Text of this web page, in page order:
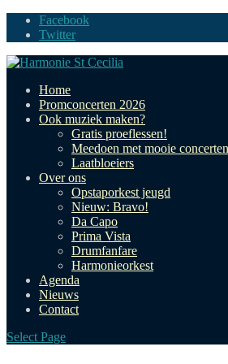
Facebook
Twitter
Home
Promconcerten 2026
Ook muziek maken?
Gratis proeflessen!
Meedoen met mooie concerten
Laatbloeiers
Over ons
Opstaporkest jeugd
Nieuw: Bravo!
Da Capo
Prima Vista
Drumfanfare
Harmonieorkest
Agenda
Nieuws
Contact
Select Page